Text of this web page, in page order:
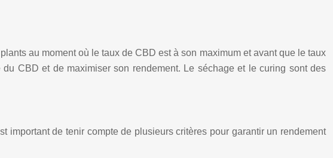
au moment où le taux de CBD est à son maximum et avant que le taux
CBD et de maximiser son rendement. Le séchage et le curing sont des
important de tenir compte de plusieurs critères pour garantir un rendement